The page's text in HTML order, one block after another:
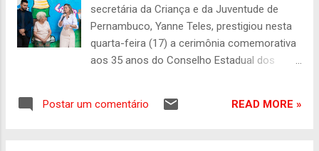
secretária da Criança e da Juventude de
Pernambuco, Yanne Teles, prestigiou nesta
quarta-feira (17) a cerimônia comemorativa
aos 35 anos do Conselho Estadual dos
no bairro da Boa Vista, no Recife. A
Postar um comentário READ MORE »